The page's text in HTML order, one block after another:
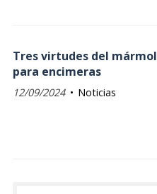
Tres virtudes del mármol
para encimeras
12/09/2024 Noticias